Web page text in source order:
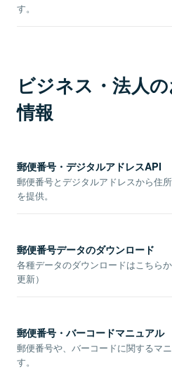
す。
ビジネス・法人
情報
郵便番号・デジタルアドレスAPI
郵便番号とデジタルアドレスから住
を提供。
郵便番号データのダウンロード
各種データのダウンロードはこちら
更新）
郵便番号・バーコードマニュアル
郵便番号や、バーコードに関するマ
す。